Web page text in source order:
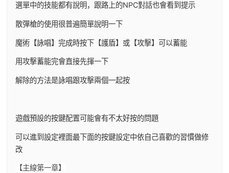
選單中的技能都有說明，跟路上的NPC對話也會看到提示
散彈槍的使用很普遍簡單說明一下
魔術【詠唱】完成時按下【護盾】或【攻擊】可以蓄能
用攻擊蓄能完會直接先揮一下
解除的方法是詠唱跟攻擊兩個一起按
遊戲預設的按鍵配置可能會有不太好按的問題
可以進到設定裡面最下面的按鍵設定中依自己喜歡的習慣做修
改
【主線第一章】